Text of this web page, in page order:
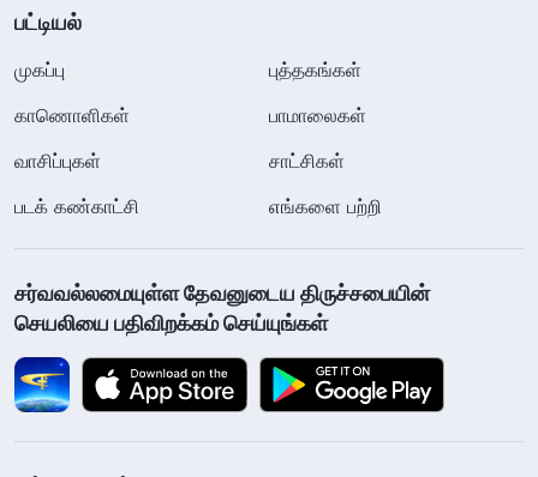
பட்டியல்
முகப்பு
புத்தகங்கள்
காணொளிகள்
பாமாலைகள்
வாசிப்புகள்
சாட்சிகள்
படக் கண்காட்சி
எங்களை பற்றி
சர்வவல்லமையுள்ள தேவனுடைய திருச்சபையின்
செயலியை பதிவிறக்கம் செய்யுங்கள்